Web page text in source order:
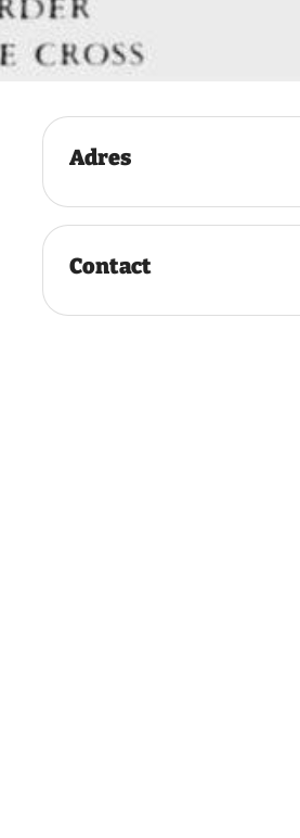
Adres
Contact